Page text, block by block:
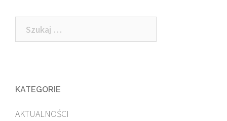
Szukaj:
KATEGORIE
AKTUALNOŚCI